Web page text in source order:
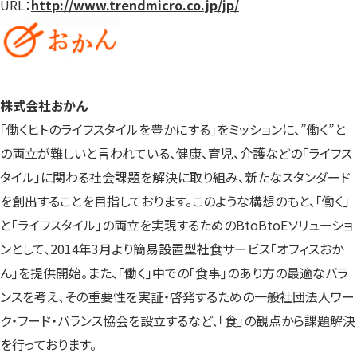
URL： http://www.trendmicro.co.jp/jp/
株式会社おかん
｢働くヒトのライフスタイルを豊かにする｣をミッションに、”働く”と
の両立が難しいと言われている、健康、育児、介護などの｢ライフス
タイル｣に関わる社会課題を解決に取り組み、新たなスタンダード
を創出することを目指しております。このような構想のもと、｢働く｣
と｢ライフスタイル｣の両立を実現するためのBtoBtoEソリューショ
ンとして、2014年3月より簡易設置型社食サービス｢オフィスおか
ん｣を提供開始。また、｢働く｣中での｢食事｣のあり方の最適なバラ
ンスを考え、その重要性を実証・啓発するための一般社団法人ワー
ク・フード・バランス協会を設立するなど、｢食｣の観点から課題解決
を行っております。